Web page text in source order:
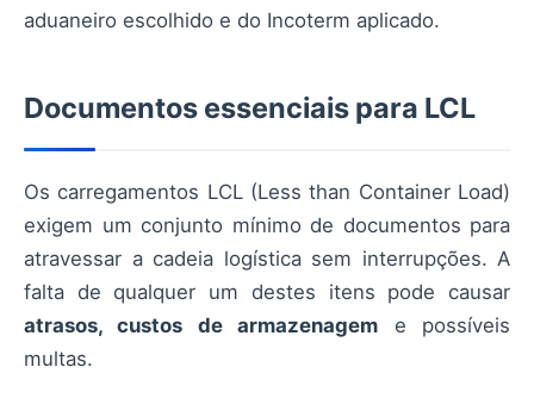
aduaneiro escolhido e do Incoterm aplicado.
Documentos essenciais para LCL
Os carregamentos LCL (Less than Container Load)
exigem um conjunto mínimo de documentos para
atravessar a cadeia logística sem interrupções. A
falta de qualquer um destes itens pode causar
atrasos, custos de armazenagem e possíveis
multas.